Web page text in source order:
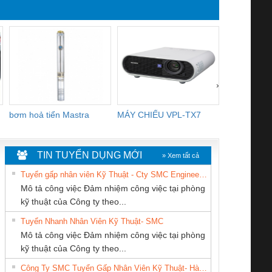
YB1-40/12 YB1-80/80
bơm hoả tiển Mastra MÁY CHIẾU VPL-TX7
›
Le An Toàn
Contact
– PSR-
Bộ giám sát chuỗi
tấm pin
TRANSCLINIC 16I+
Bộ giám sát dòng
TRANSCLINIC 16I+
CÔNG TY CP TỰ
ĐỘNG TIẾN
HƯNG
CONG TY TNHH
TM-DV DAI DONG
THANH
CÔNG TY TNHH
DỊCH VỤ KỸ
TIN TUYỂN DỤNG MỚI » Xem tất cả
Tuyển gấp nhân viên Kỹ Thuật - Cty SMC Engineering
Mô tả công việc Đảm nhiệm công việc tại phòng
kỹ thuật của Công ty theo...
Tuyển Nhanh Nhân Viên Kỹ Thuật- SMC
Mô tả công việc Đảm nhiệm công việc tại phòng
kỹ thuật của Công ty theo...
Công Ty SMC Tuyển Gấp Nhân Viên Kỹ Thuật- Hà Nội